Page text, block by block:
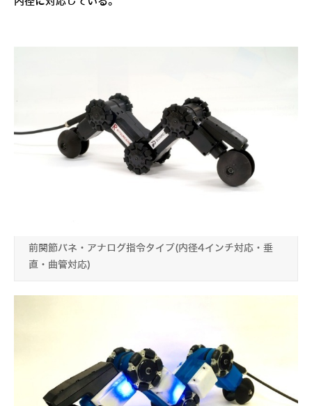
前関節バネ・アナログ指令タイプ(内径4インチ対応・垂
直・曲管対応)